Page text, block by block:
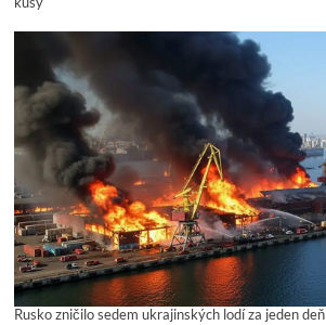
Rusko zničilo sedem ukrajinských lodí za jeden deň